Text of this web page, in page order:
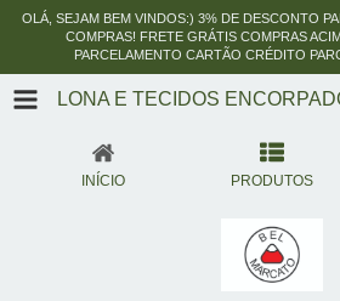
OLÁ, SEJAM BEM VINDOS:) 3% DE DESCONTO
COMPRAS! FRETE GRÁTIS COMPRAS
PARCELAMENTO CARTÃO CRÉDITO
LONA E TECIDOS
INÍCIO PRODUTOS